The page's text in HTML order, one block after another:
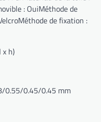
: OuiMéthode de
de fixation :
x h)
0.55/0.45/0.45 mm